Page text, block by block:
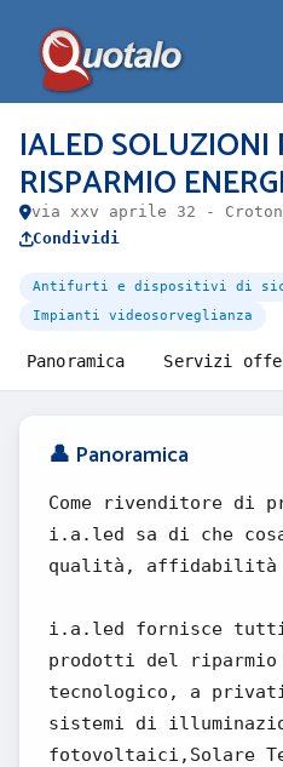
IALED SOLUZIONI
RISPARMIO
via xxv aprile 32 -
Condividi
Antifurti e dispositivi di
Impianti videosorveglianza
Panoramica Servizi
👤 Panoramica
Come rivenditore di
i.a.led sa di che
qualità, affidabilità
i.a.led fornisce
prodotti del riparmio
tecnologico, a
sistemi di
fotovoltaici,Solare